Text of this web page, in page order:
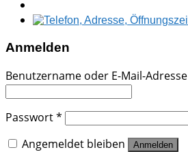
Anmelden
Benutzername oder E-Mail-Adresse
Passwort*
Angemeldet bleiben
Anmelden